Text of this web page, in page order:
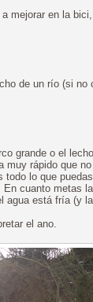
mejorar en la
de un río (si no
grande o el
muy rápido que
lo que
cuanto metas
agua está fría (y
el ano.